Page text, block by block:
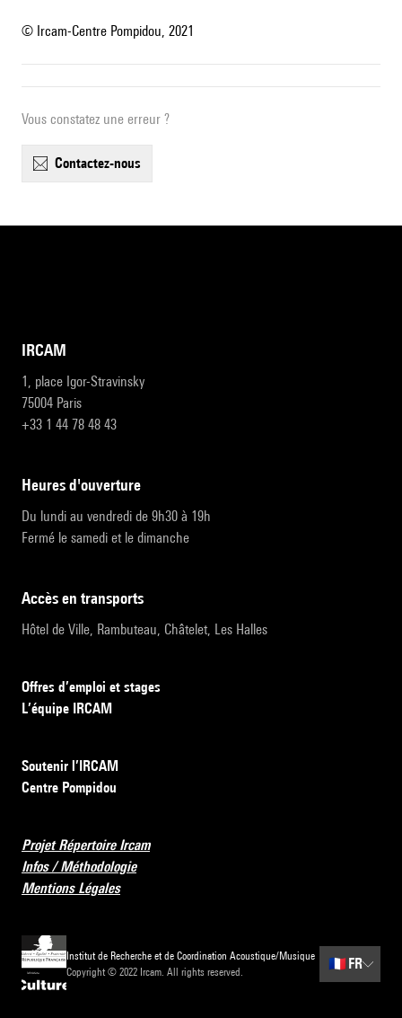
© Ircam-Centre Pompidou, 2021
Vous constatez une erreur ?
contactez-nous
IRCAM
1, place Igor-Stravinsky
75004 Paris
+33 1 44 78 48 43
heures d'ouverture
Du lundi au vendredi de 9h30 à 19h
Fermé le samedi et le dimanche
accès en transports
Hôtel de Ville, Rambuteau, Châtelet, Les Halles
Offres d’emploi et stages
L’équipe IRCAM
Soutenir l’IRCAM
Centre Pompidou
Projet Répertoire Ircam
Infos / Méthodologie
Mentions Légales
Institut de Recherche et de Coordination Acoustique/Musique
Copyright © 2022 Ircam. All rights reserved.
🇫🇷 FR